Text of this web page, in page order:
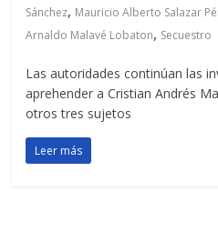
Sánchez, Mauricio Alberto Salazar
Arnaldo Malavé Lobaton, Secuestro
Las autoridades continúan las
aprehender a Cristian Andrés
otros tres sujetos
Leer más